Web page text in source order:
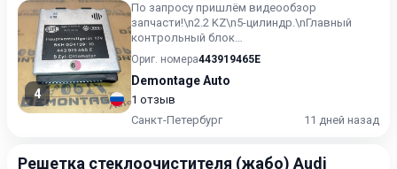
4
По запросу пришлём видеообзор
запчасти!\n2.2 KZ\n5-цилиндр.\nГлавный
контрольный блок
Checkpaket\n\nПрименяется: Audi 100/200 [44]
1983-1991...
Ориг. номера443919465E
Demontage Auto
1 отзыв
Санкт-Петербург
11 дней назад
Решетка стеклоочистителя (жабо) Audi